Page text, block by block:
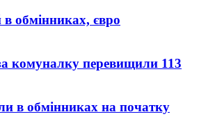
обмінниках, євро
комуналку перевищили 113
в обмінниках на початку